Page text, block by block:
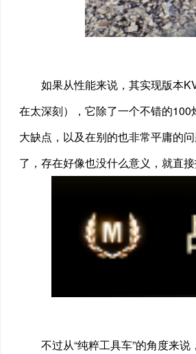
如果从性能来说，其实现版本
在太深刻），它除了一个不错的
大缺点，以及在别的也非常平庸的
了，存在好像也没什么意义，就直
不过从“纯粹工具车”的角度来